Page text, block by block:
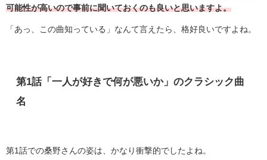
可能性が高いので事前に聞いておくのも良いと思いますよ。
「あっ、この曲知っている」なんて言えたら、格好良いですよね。
第1話「一人が好きで何が悪いか」のクラシック曲
名
第1 話での桑野さんの姿は、かなり衝撃的でしたよね。